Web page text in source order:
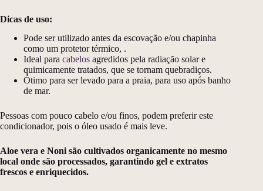
Dicas de uso:
Pode ser utilizado antes da escovação e/ou chapinha
como um protetor térmico, .
Ideal para cabelos agredidos pela radiação solar e
quimicamente tratados, que se tornam quebradiços.
Ótimo para ser levado para a praia, para uso após banho
de mar.
Pessoas com pouco cabelo e/ou finos, podem preferir este
condicionador, pois o óleo usado é mais leve.
Aloe vera e Noni são cultivados organicamente no mesmo
local onde são processados, garantindo gel e extratos
frescos e enriquecidos.